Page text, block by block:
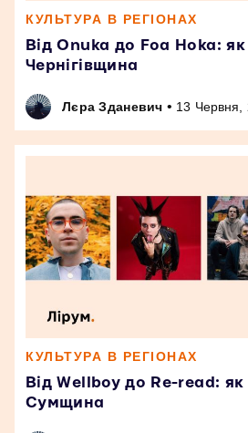
КУЛЬТУРА В РЕГІОНАХ
Від Onuka до Foa Hoka:
Чернігівщина
Лєра Зданевич • 13 Червня,
КУЛЬТУРА В РЕГІОНАХ
Від Wellboy до Re-read: як
Сумщина